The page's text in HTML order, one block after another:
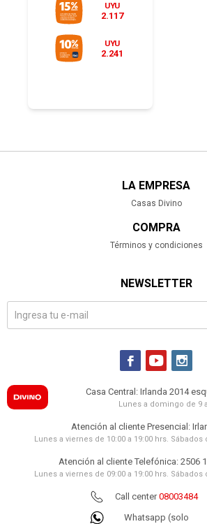
UYU
2.117
UYU
2.241
LA EMPRESA
Casas Divino
COMPRA
Términos y condiciones
NEWSLETTER
  
Casa Central: Irlanda 2014
Lunes a domingo de 9
Atención al cliente Presencial:
Lunes a viernes de 10:00 a 19:00 hrs. Sábados
Atención al cliente Telefónica: 2506
Lunes a viernes de 09:00 a 19:00 hrs. Sábados
Call center08003484
Whatsapp (solo